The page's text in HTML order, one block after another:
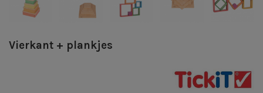
Vierkant + plankjes